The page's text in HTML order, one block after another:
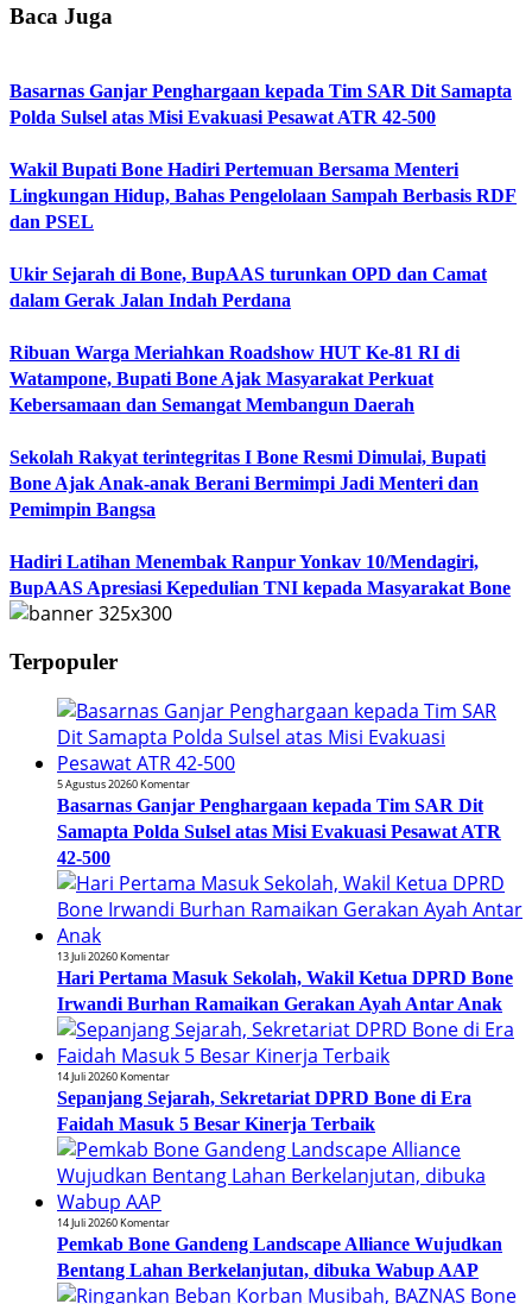
Baca Juga
Basarnas Ganjar Penghargaan kepada Tim SAR Dit Samapta
Polda Sulsel atas Misi Evakuasi Pesawat ATR 42-500
Wakil Bupati Bone Hadiri Pertemuan Bersama Menteri
Lingkungan Hidup, Bahas Pengelolaan Sampah Berbasis RDF
dan PSEL
Ukir Sejarah di Bone, BupAAS turunkan OPD dan Camat
dalam Gerak Jalan Indah Perdana
Ribuan Warga Meriahkan Roadshow HUT Ke-81 RI di
Watampone, Bupati Bone Ajak Masyarakat Perkuat
Kebersamaan dan Semangat Membangun Daerah
Sekolah Rakyat terintegritas I Bone Resmi Dimulai, Bupati
Bone Ajak Anak-anak Berani Bermimpi Jadi Menteri dan
Pemimpin Bangsa
Hadiri Latihan Menembak Ranpur Yonkav 10/Mendagiri,
BupAAS Apresiasi Kepedulian TNI kepada Masyarakat Bone
Terpopuler
5 Agustus 20260 Komentar
Basarnas Ganjar Penghargaan kepada Tim SAR Dit
Samapta Polda Sulsel atas Misi Evakuasi Pesawat ATR
42-500
13 Juli 20260 Komentar
Hari Pertama Masuk Sekolah, Wakil Ketua DPRD Bone
Irwandi Burhan Ramaikan Gerakan Ayah Antar Anak
14 Juli 20260 Komentar
Sepanjang Sejarah, Sekretariat DPRD Bone di Era
Faidah Masuk 5 Besar Kinerja Terbaik
14 Juli 20260 Komentar
Pemkab Bone Gandeng Landscape Alliance Wujudkan
Bentang Lahan Berkelanjutan, dibuka Wabup AAP